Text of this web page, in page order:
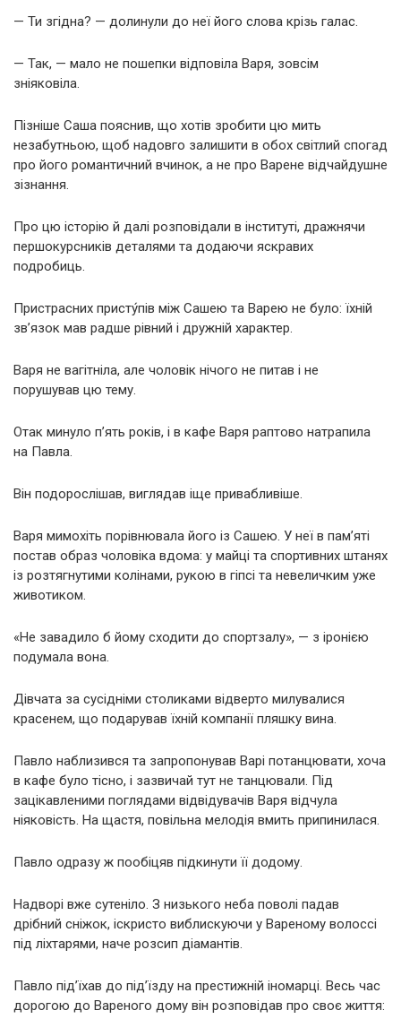
— Ти згідна? — долинули до неї його слова крізь галас.
— Так, — мало не пошепки відповіла Варя, зовсім
зніяковіла.
Пізніше Саша пояснив, що хотів зробити цю мить
незабутньою, щоб надовго залишити в обох світлий спогад
про його романтичний вчинок, а не про Варене відчайдушне
зізнання.
Про цю історію й далі розповідали в інституті, дражнячи
першокурсників деталями та додаючи яскравих
подробиць.
Пристрасних присту́пів між Сашею та Варею не було: їхній
зв’язок мав радше рівний і дружній характер.
Варя не вагітніла, але чоловік нічого не питав і не
порушував цю тему.
Отак минуло п’ять років, і в кафе Варя раптово натрапила
на Павла.
Він подорослішав, виглядав іще привабливіше.
Варя мимохіть порівнювала його із Сашею. У неї в пам’яті
постав образ чоловіка вдома: у майці та спортивних штанях
із розтягнутими колінами, рукою в гіпсі та невеличким уже
животиком.
«Не завадило б йому сходити до спортзалу», — з іронією
подумала вона.
Дівчата за сусідніми столиками відверто милувалися
красенем, що подарував їхній компанії пляшку вина.
Павло наблизився та запропонував Варі потанцювати, хоча
в кафе було тісно, і зазвичай тут не танцювали. Під
зацікавленими поглядами відвідувачів Варя відчула
ніяковість. На щастя, повільна мелодія вмить припинилася.
Павло одразу ж пообіцяв підкинути її додому.
Надворі вже сутеніло. З низького неба поволі падав
дрібний сніжок, іскристо виблискуючи у Вареному волоссі
під ліхтарями, наче розсип діамантів.
Павло під’їхав до під’їзду на престижній іномарці. Весь час
дорогою до Вареного дому він розповідав про своє життя: